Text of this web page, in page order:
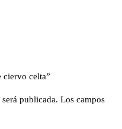
ciervo celta”
publicada. Los campos